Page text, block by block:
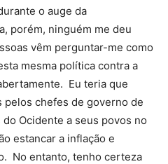
o auge da
porém, ninguém me deu
vêm perguntar-me como
mesma política contra a
Eu teria que
chefes de governo de
Ocidente a seus povos no
estancar a inflação e
No entanto, tenho certeza